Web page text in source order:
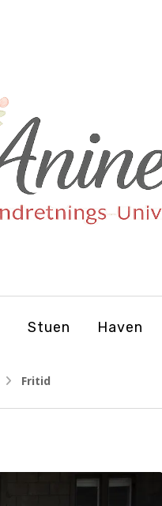
Stuen Haven
Fritid